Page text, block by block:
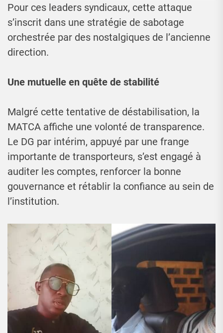
Pour ces leaders syndicaux, cette attaque
s’inscrit dans une stratégie de sabotage
orchestrée par des nostalgiques de l’ancienne
direction.
Une mutuelle en quête de stabilité
Malgré cette tentative de déstabilisation, la
MATCA affiche une volonté de transparence.
Le DG par intérim, appuyé par une frange
importante de transporteurs, s’est engagé à
auditer les comptes, renforcer la bonne
gouvernance et rétablir la confiance au sein de
l’institution.